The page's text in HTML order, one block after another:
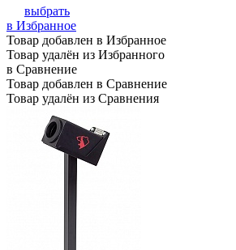
выбрать
в Избранное
Товар добавлен в Избранное
Товар удалён из Избранного
в Сравнение
Товар добавлен в Сравнение
Товар удалён из Сравнения